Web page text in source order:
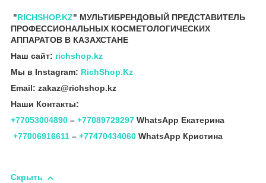
"RICHSHOP.KZ" МУЛЬТИБРЕНДОВЫЙ ПРЕДСТАВИТЕЛЬ
ПРОФЕССИОНАЛЬНЫХ КОСМЕТОЛОГИЧЕСКИХ
АППАРАТОВ В КАЗАХСТАНЕ
Наш сайт: richshop.kz
Мы в Instagram: RichShop.Kz
Email: zakaz@richshop.kz
Наши Контакты:
+77053004890 – +77089729297 WhatsApp Екатерина
+77006916611 – +77470434060 WhatsApp Кристина
Скрыть